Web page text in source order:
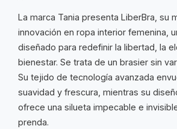
La marca Tania presenta LiberBra, su
innovación en ropa interior femenina,
diseñado para redefinir la libertad, la
bienestar. Se trata de un brasier sin
Su tejido de tecnología avanzada
suavidad y frescura, mientras su
ofrece una silueta impecable e
prenda.